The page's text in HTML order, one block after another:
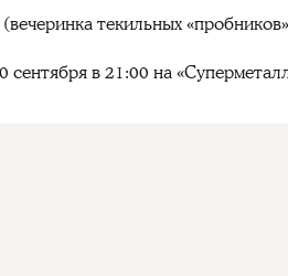
текильных
сентября в 21:00 на